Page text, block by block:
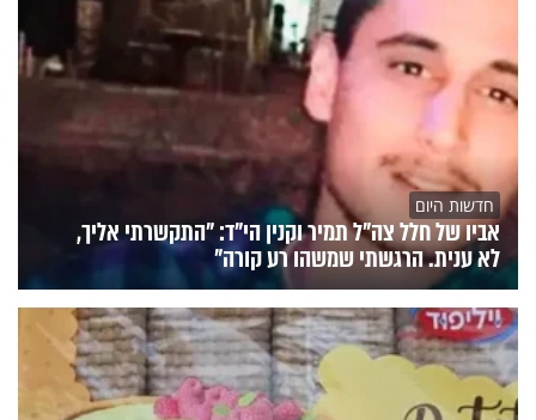
חדשות היום
אביו של חלל צה"ל תמיר וקנין הי"ד: "התקשרתי אליך,
לא ענית. הרגשתי שמשהו רע קורה"